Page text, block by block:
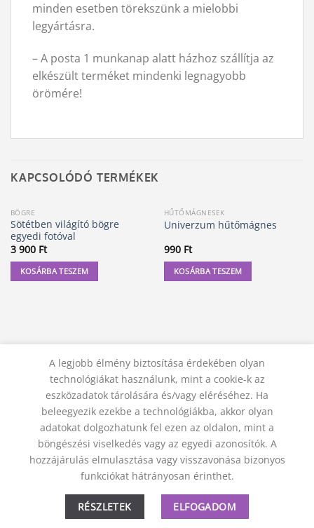
minden esetben törekszünk a mielobbi
legyártásra.
– A posta 1 munkanap alatt házhoz szállítja az
elkészült terméket mindenki legnagyobb
örömére!
KAPCSOLÓDÓ TERMÉKEK
BÖGRE
Sötétben világító bögre
egyedi fotóval
3 900 Ft
KOSÁRBA TESZEM
HŰTŐMÁGNESEK
Univerzum hűtőmágnes
990 Ft
KOSÁRBA TESZEM
KAPCSOLAT ADATVÉDELMI NYILATKOZAT
ÁSZF
JOGI NYILATKOZAT
SZÁLLÍTÁSI FELTÉTELEK
ELÁLLÁS A SZERZŐDÉSTŐL
© 2012 - 2026 Trigon 9000 Kft.
A legjobb élmény biztosítása érdekében olyan
technológiákat használunk, mint a cookie-k az
eszközadatok tárolására és/vagy eléréséhez. Ha
beleegyezik ezekbe a technológiákba, akkor olyan
adatokat dolgozhatunk fel ezen az oldalon, mint a
böngészési viselkedés vagy az egyedi azonosítók. A
hozzájárulás elmulasztása vagy visszavonása bizonyos
funkciókat hátrányosan érinthet.
RÉSZLETEK ELFOGADOM